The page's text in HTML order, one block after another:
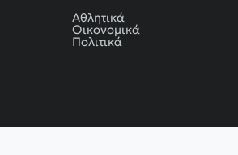
Αθλητικά
Οικονομικά
Πολιτικά